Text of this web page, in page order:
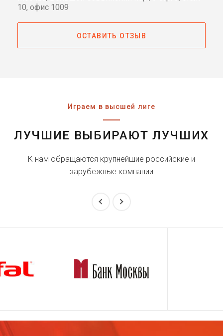
10, офис 1009
ОСТАВИТЬ ОТЗЫВ
Играем в высшей лиге
ЛУЧШИЕ ВЫБИРАЮТ ЛУЧШИХ
К нам обращаются крупнейшие российские и
зарубежные компании